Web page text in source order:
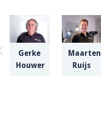
Gerke
Houwer
Maarten
Ruijs